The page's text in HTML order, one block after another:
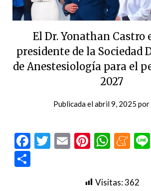
El Dr. Yonathan Castro
presidente de la Sociedad
de Anestesiología para el
2027
Publicada elabril 9, 2025 por
Facebook
Twitter
EmailPinterest
Visitas:362